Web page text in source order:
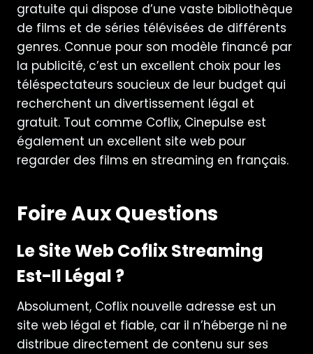
gratuite qui dispose d’une vaste bibliothèque
de films et de séries télévisées de différents
genres. Connue pour son modèle financé par
la publicité, c’est un excellent choix pour les
téléspectateurs soucieux de leur budget qui
recherchent un divertissement légal et
gratuit. Tout comme Coflix, Cinepulse est
également un excellent site web pour
regarder des films en streaming en français.
Foire Aux Questions
Le Site Web Coflix Streaming
Est-Il Légal ?
Absolument, Coflix nouvelle adresse est un
site web légal et fiable, car il n’héberge ni ne
distribue directement de contenu sur ses